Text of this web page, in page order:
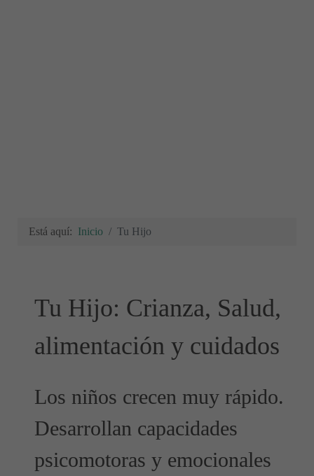
Está aquí: Inicio Tu Hijo
Tu Hijo: Crianza, Salud,
alimentación y cuidados
Los niños crecen muy rápido.
Desarrollan capacidades
psicomotoras y emocionales